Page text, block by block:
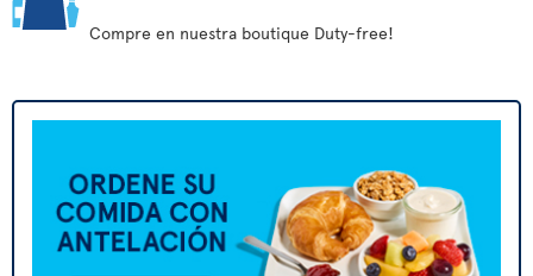
Compre en nuestra boutique Duty-free!